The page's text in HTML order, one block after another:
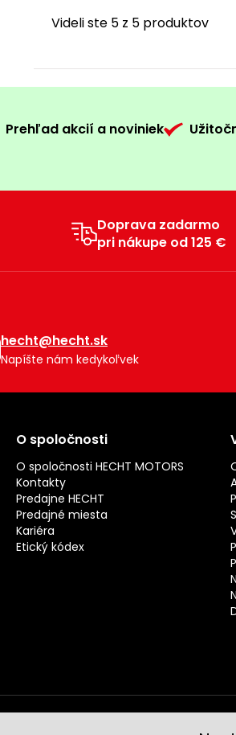
Videli ste 5 z 5 produktov
Prehľad akcií a noviniek
Doprava zadarmo
pri nákupe od 125 €
hecht@hecht.sk
Napíšte nám kedykoľvek
O spoločnosti
O spoločnosti HECHT MOTORS
Kontakty
Predajne HECHT
Predajné miesta
Kariéra
Etický kódex